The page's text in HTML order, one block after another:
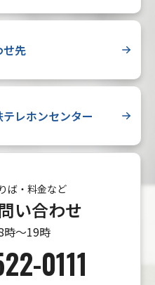
せ先
レホンセンター
ば・料金など
い合わせ
時〜19時
0111